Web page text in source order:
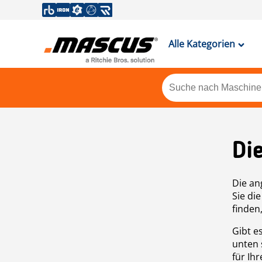
Alle Kategorien
Die
Sie
Gibt
unten
für